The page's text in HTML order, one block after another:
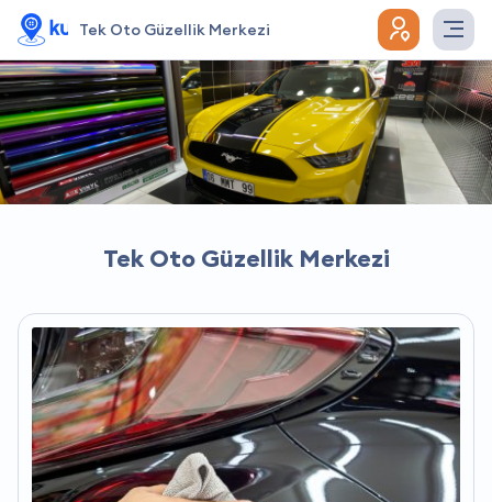
Tek Oto Güzellik Merkezi
Tek Oto Güzellik Merkezi